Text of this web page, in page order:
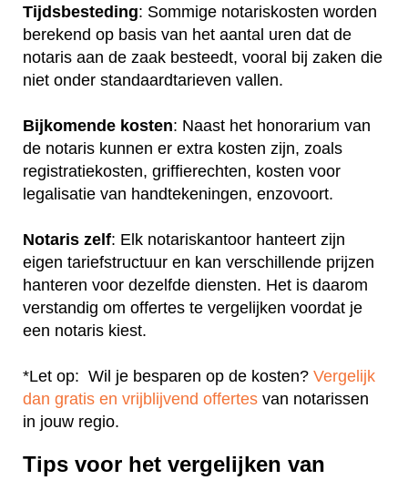
Tijdsbesteding: Sommige notariskosten worden
berekend op basis van het aantal uren dat de
notaris aan de zaak besteedt, vooral bij zaken die
niet onder standaardtarieven vallen.
Bijkomende kosten: Naast het honorarium van
de notaris kunnen er extra kosten zijn, zoals
registratiekosten, griffierechten, kosten voor
legalisatie van handtekeningen, enzovoort.
Notaris zelf: Elk notariskantoor hanteert zijn
eigen tariefstructuur en kan verschillende prijzen
hanteren voor dezelfde diensten. Het is daarom
verstandig om offertes te vergelijken voordat je
een notaris kiest.
*Let op: Wil je besparen op de kosten? Vergelijk
dan gratis en vrijblijvend offertes van notarissen
in jouw regio.
Tips voor het vergelijken van